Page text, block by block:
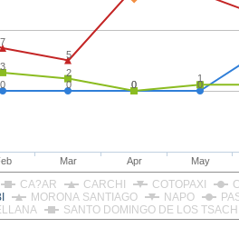
0
0 0 0
7
5
3
2
0
1
CA?AR CARCHI COTOPAXI
MORONA SANTIAGO NAPO
SANTO DOMINGO DE LOS
Mar Apr May